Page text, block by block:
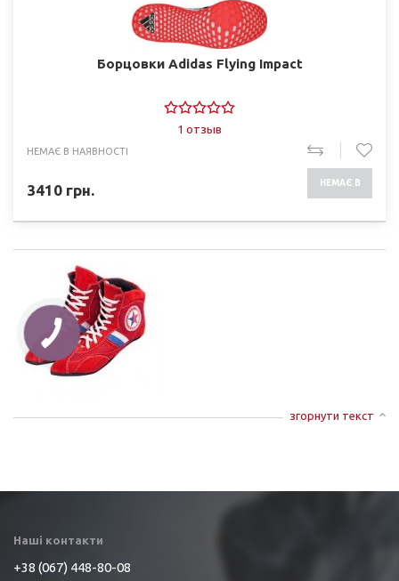
Борцовки Adidas Flying Impact
1 отзыв
НЕМАЄ В НАЯВНОСТІ
3410 грн. НЕМАЄ В
згорнути текст
Наші контакти
+38 (067) 448-80-08